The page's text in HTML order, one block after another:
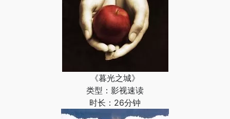
《暮光之城》
类型：影视速读
时长：26分钟